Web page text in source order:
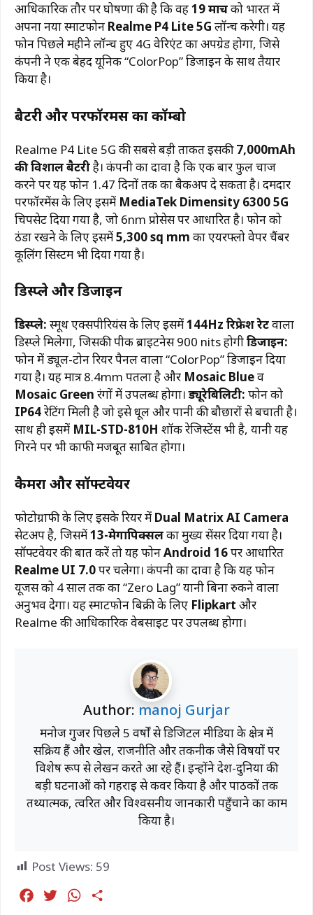
आधिकारिक तौर पर घोषणा की है कि वह19 मार्चको भारत में
अपना नया स्मार्टफोन Realme P4 Lite 5G लॉन्च करेगी। यह
फोन पिछले महीने लॉन्च हुए 4G वेरिएंट का अपग्रेड होगा, जिसे
कंपनी ने एक बेहद यूनिक “ColorPop” डिजाइन के साथ तैयार
किया है।
बैटरी और परफॉरमेंस का कॉम्बो
Realme P4 Lite 5G की सबसे बड़ी ताकत इसकी7,000mAh
की विशाल बैटरीहै। कंपनी का दावा है कि एक बार फुल चार्ज
करने पर यह फोन 1.47 दिनों तक का बैकअप दे सकता है। दमदार
परफॉरमेंस के लिए इसमें MediaTek Dimensity 6300 5G
चिपसेट दिया गया है, जो 6nm प्रोसेस पर आधारित है। फोन को
ठंडा रखने के लिए इसमें5,300 sq mm का एयरफ्लो वेपर चैंबर
कूलिंग सिस्टम भी दिया गया है।
डिस्प्ले और डिजाइन
डिस्प्ले: स्मूथ एक्सपीरियंस के लिए इसमें144Hz रिफ्रेश रेटवाला
डिस्प्ले मिलेगा, जिसकी पीक ब्राइटनेस 900 nits होगीडिजाइन:
फोन में ड्यूल-टोन रियर पैनल वाला “ColorPop” डिजाइन दिया
गया है। यह मात्र 8.4mm पतला है और Mosaic Blueव
Mosaic Green रंगों में उपलब्ध होगा।ड्यूरेबिलिटी: फोन को
IP64रेटिंग मिली है जो इसे धूल और पानी की बौछारों से बचाती है।
साथ ही इसमें MIL-STD-810H शॉक रेजिस्टेंस भी है, यानी यह
गिरने पर भी काफी मजबूत साबित होगा।
कैमरा और सॉफ्टवेयर
फोटोग्राफी के लिए इसके रियर में Dual Matrix AI Camera
सेटअप है, जिसमें13-मेगापिक्सलका मुख्य सेंसर दिया गया है।
सॉफ्टवेयर की बात करें तो यह फोनAndroid 16पर आधारित
Realme UI 7.0पर चलेगा। कंपनी का दावा है कि यह फोन
यूजर्स को 4 साल तक का “Zero Lag” यानी बिना रुकने वाला
अनुभव देगा। यह स्मार्टफोन बिक्री के लिए Flipkart और
Realme की आधिकारिक वेबसाइट पर उपलब्ध होगा।
Author: manoj Gurjar
मनोज गुर्जर पिछले 5 वर्षों से डिजिटल मीडिया के क्षेत्र में
सक्रिय हैं और खेल, राजनीति और तकनीक जैसे विषयों पर
विशेष रूप से लेखन करते आ रहे हैं। इन्होंने देश-दुनिया की
बड़ी घटनाओं को गहराई से कवर किया है और पाठकों तक
तथ्यात्मक, त्वरित और विश्वसनीय जानकारी पहुँचाने का काम
किया है।
Post Views: 59
W